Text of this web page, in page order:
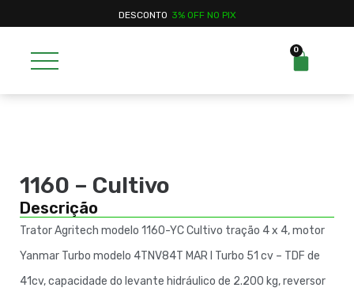
DESCONTO 3% OFF NO PIX
0
1160 – Cultivo
Descrição
Trator Agritech modelo 1160-YC Cultivo tração 4 x 4, motor
Yanmar Turbo modelo 4TNV84T MAR I Turbo 51 cv – TDF de
41cv, capacidade do levante hidráulico de 2.200 kg, reversor